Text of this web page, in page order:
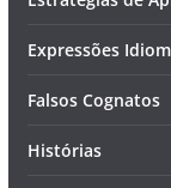
Expressões
Falsos Cognatos
Histórias